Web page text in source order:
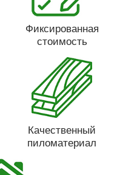
Фиксированная
стоимость
Качественный
пиломатериал